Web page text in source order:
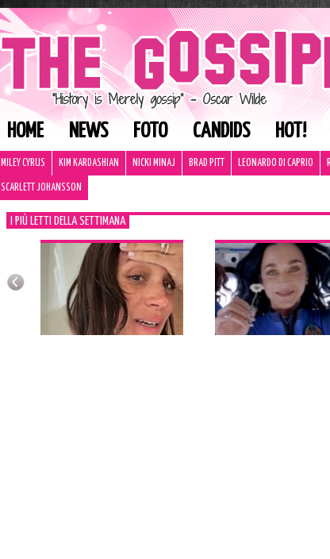
HOME NEWS FOTO CANDIDS HOT!
MILEY CYRUS KIM KARDASHIAN NICKI MINAJ BRAD PITT LEONARDO DI CAPRIO
SCARLETT JOHANSSON
I PIÙ LETTI DELLA SETTIMANA